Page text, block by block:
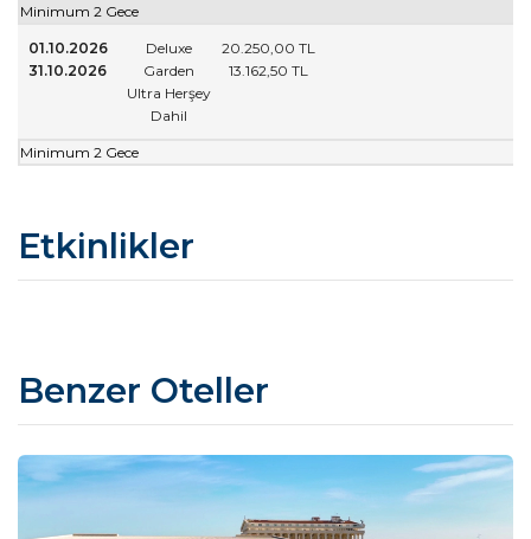
Minimum 2 Gece
01.10.2026
31.10.2026
Deluxe
Garden
Ultra Herşey
Dahil
20.250 ,00 TL
13.162 ,50 TL
Minimum 2 Gece
Etkinlikler
Benzer Oteller